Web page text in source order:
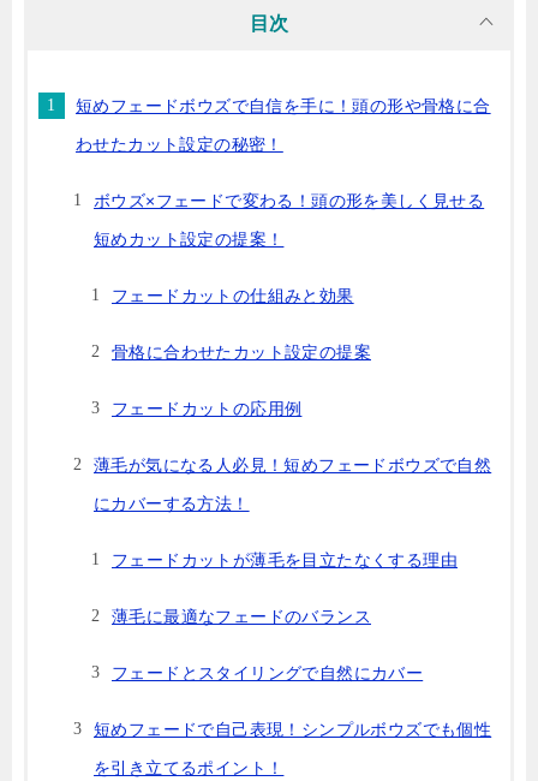
目次
短めフェードボウズで自信を手に！頭の形や骨格に合
わせたカット設定の秘密！
ボウズ×フェードで変わる！頭の形を美しく見せる
短めカット設定の提案！
フェードカットの仕組みと効果
骨格に合わせたカット設定の提案
フェードカットの応用例
薄毛が気になる人必見！短めフェードボウズで自然
にカバーする方法！
フェードカットが薄毛を目立たなくする理由
薄毛に最適なフェードのバランス
フェードとスタイリングで自然にカバー
短めフェードで自己表現！シンプルボウズでも個性
を引き立てるポイント！